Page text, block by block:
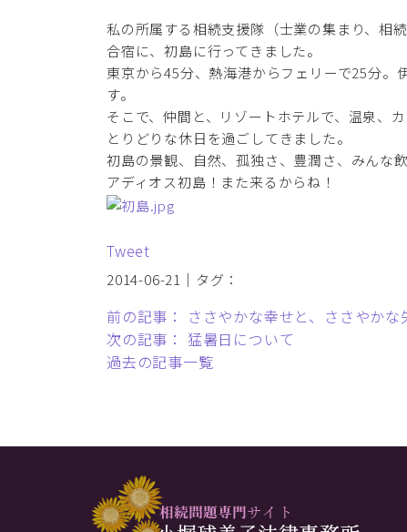
私の所属する相続支援隊（士業の集まり、相
合宿に、初島に行ってきました。
東京から45分、熱海港からフェリーで25分。
す。
そこで、仲間と、リゾートホテルで、温泉、
とりどりな休日を過ごしてきました。
初島の景観、自然、孤独さ、豊潤さ、みんな
アディオス初島！また来るからね！
Tweet
2014-06-21｜タグ：
前の記事： ささやかな幸せと、ささやかな
次の記事： 猛暑日について
過去の記事一覧